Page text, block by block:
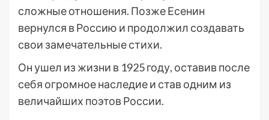
сложные отношения. Позже Есенин
вернулся в Россию и продолжил создавать
свои замечательные стихи.
Он ушел из жизни в 1925 году, оставив после
себя огромное наследие и став одним из
величайших поэтов России.